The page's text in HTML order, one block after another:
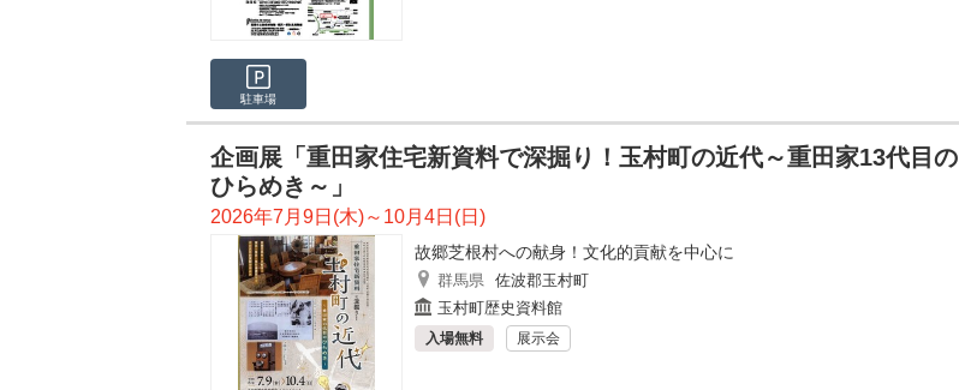
駐車場
企画展「重田家住宅新資料で深掘り！玉村町の近代～重田家13代目の
ひらめき～」
2026年7月9日(木)～10月4日(日)
故郷芝根村への献身！文化的貢献を中心に
群馬県 佐波郡玉村町
玉村町歴史資料館
入場無料 展示会